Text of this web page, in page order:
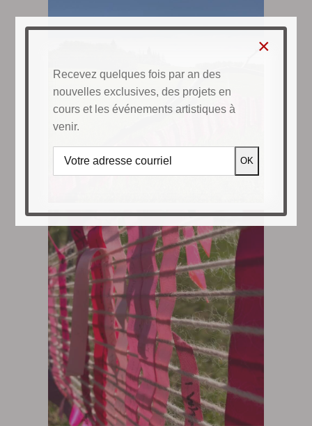
Recevez quelques fois par an des
nouvelles exclusives, des projets en
cours et les événements artistiques à
venir.
×